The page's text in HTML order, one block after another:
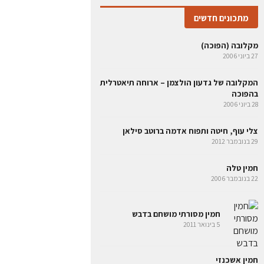
מתכונים חדשים
מקלובה (הפוכה)
27 ביוני 2006
המקלובה של גדעון הולצמן – ארוחה תיאטרלית
בהפוכה
28 ביוני 2006
צלי עוף, חיטה ותפוח אדמה ברוטב סילאן
29 בנובמבר 2012
חמין טלה
22 בנובמבר 2006
חמין מסורתי מושחם בדבש
5 בינואר 2011
חמין אשכנזי